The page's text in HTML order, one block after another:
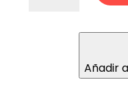
Añadir